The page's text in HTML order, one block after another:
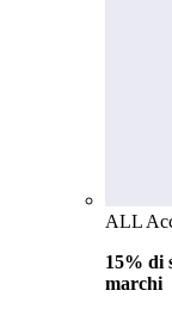
ALL
15% di
marchi